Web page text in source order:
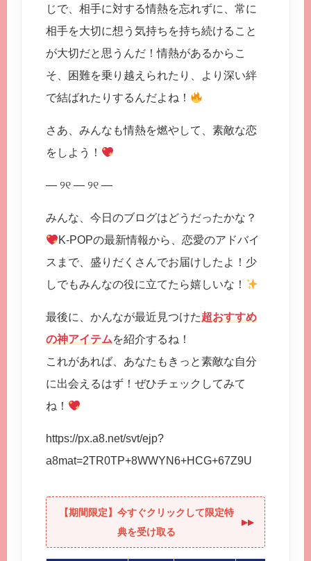
じで、相手に対する情熱を忘れずに、常に
相手を大切に想う気持ちを持ち続けること
が大切だと思うんだ！情熱があるからこ
そ、困難を乗り越えられたり、より深い絆
で結ばれたりするんだよね！
さあ、みんなも情熱を燃やして、素敵な恋
をしよう！
— ୨୧ — ୨୧ —
みんな、今日のブログはどうだったかな？
K-POPの最新情報から、恋愛のアドバイ
スまで、盛りだくさんでお届けしたよ！少
しでもみんなの役に立てたら嬉しいな！
最後に、かんなが最近見つけた超おすすめ
の神アイテムを紹介するね！
これがあれば、あなたもきっと素敵な自分
に出会えるはず！ぜひチェックしてみて
ね！
https://px.a8.net/svt/ejp?
a8mat=2TR0TP+8WWYN6+HCG+67Z9U
【期間限定】今すぐクリックして限定特
典を受け取る
▶︎▶︎